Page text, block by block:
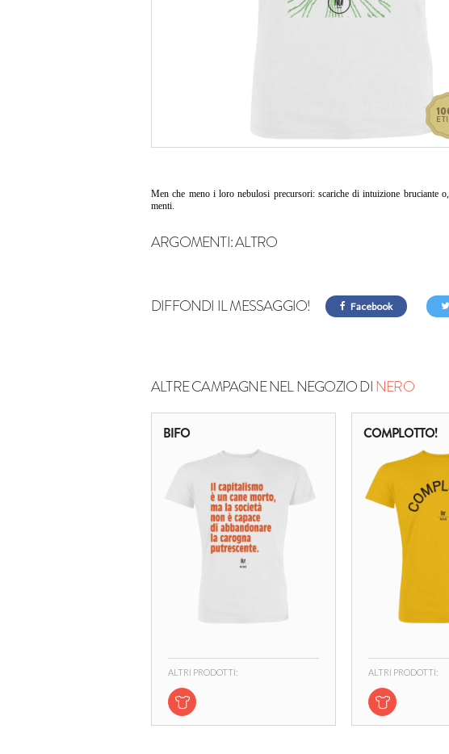
Men che meno i loro nebulosi precursori: scariche di intuizione bruciante
menti.
ARGOMENTI:ALTRO
DIFFONDI IL MESSAGGIO! Facebook
ALTRE CAMPAGNE NEL NEGOZIO DINERO
BIFO
ALTRI PRODOTTI:
COMPLOTTO!
ALTRI PRODOTTI: